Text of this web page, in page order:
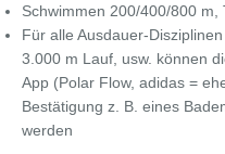
Schwimmen 200/400/800
Für alle Ausdauer-
3.000 m Lauf, usw. können
App (Polar Flow, adidas =
Bestätigung z. B. eines
werden